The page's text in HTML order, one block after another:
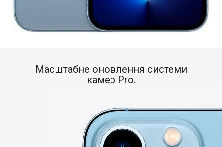
Масштабне оновлення системи
камер Pro.